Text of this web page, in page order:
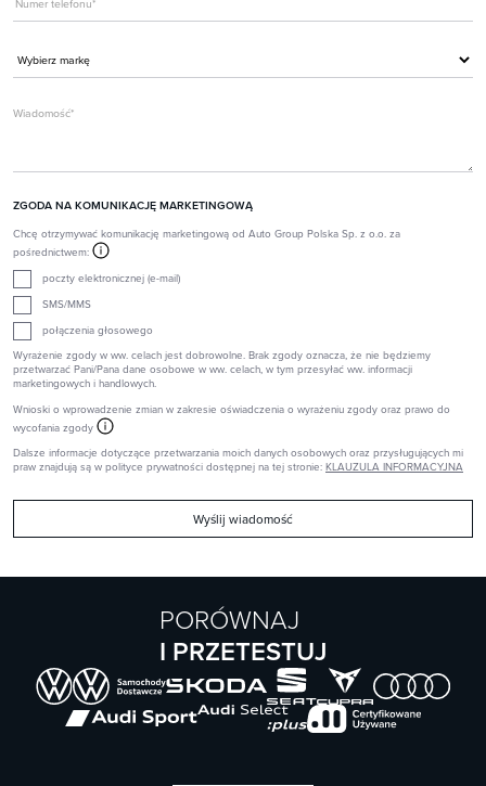
ZGODA NA KOMUNIKACJĘ MARKETINGOWĄ
Chcę otrzymywać komunikację marketingową od Auto Group Polska Sp. z o.o. za
pośrednictwem:
poczty elektronicznej (e-mail)
SMS/MMS
połączenia głosowego
Wyrażenie zgody w ww. celach jest dobrowolne. Brak zgody oznacza, że nie będziemy
przetwarzać Pani/Pana dane osobowe w ww. celach, w tym przesyłać ww. informacji
marketingowych i handlowych.
Wnioski o wprowadzenie zmian w zakresie oświadczenia o wyrażeniu zgody oraz prawo do
wycofania zgody
Dalsze informacje dotyczące przetwarzania moich danych osobowych oraz przysługujących mi
praw znajdują są w polityce prywatności dostępnej na tej stronie: KLAUZULA INFORMACYJNA
Wyślij wiadomość
PORÓWNAJ
I PRZETESTUJ